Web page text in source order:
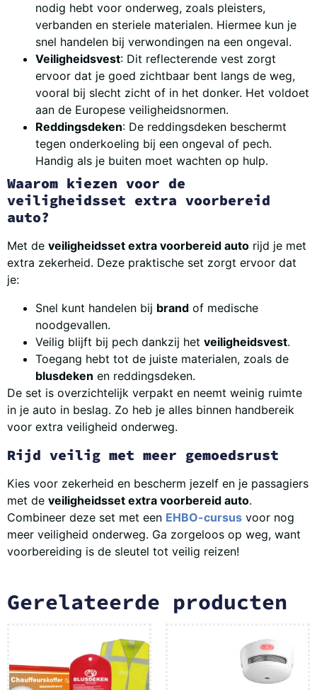
nodig hebt voor onderweg, zoals pleisters,
verbanden en steriele materialen. Hiermee kun je
snel handelen bij verwondingen na een ongeval.
Veiligheidsvest: Dit reflecterende vest zorgt
ervoor dat je goed zichtbaar bent langs de weg,
vooral bij slecht zicht of in het donker. Het voldoet
aan de Europese veiligheidsnormen.
Reddingsdeken: De reddingsdeken beschermt
tegen onderkoeling bij een ongeval of pech.
Handig als je buiten moet wachten op hulp.
Waarom kiezen voor de
veiligheidsset extra voorbereid
auto?
Met de veiligheidsset extra voorbereid auto rijd je met
extra zekerheid. Deze praktische set zorgt ervoor dat
je:
Snel kunt handelen bij brand of medische
noodgevallen.
Veilig blijft bij pech dankzij het veiligheidsvest.
Toegang hebt tot de juiste materialen, zoals de
blusdeken en reddingsdeken.
De set is overzichtelijk verpakt en neemt weinig ruimte
in je auto in beslag. Zo heb je alles binnen handbereik
voor extra veiligheid onderweg.
Rijd veilig met meer gemoedsrust
Kies voor zekerheid en bescherm jezelf en je passagiers
met de veiligheidsset extra voorbereid auto.
Combineer deze set met een EHBO-cursus voor nog
meer veiligheid onderweg. Ga zorgeloos op weg, want
voorbereiding is de sleutel tot veilig reizen!
Gerelateerde producten